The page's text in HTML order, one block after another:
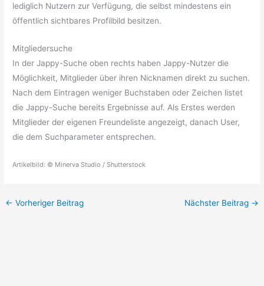
lediglich Nutzern zur Verfügung, die selbst mindestens ein
öffentlich sichtbares Profilbild besitzen.
Mitgliedersuche
In der Jappy-Suche oben rechts haben Jappy-Nutzer die
Möglichkeit, Mitglieder über ihren Nicknamen direkt zu suchen.
Nach dem Eintragen weniger Buchstaben oder Zeichen listet
die Jappy-Suche bereits Ergebnisse auf. Als Erstes werden
Mitglieder der eigenen Freundeliste angezeigt, danach User,
die dem Suchparameter entsprechen.
Artikelbild: © Minerva Studio / Shutterstock
← Vorheriger Beitrag Nächster Beitrag →